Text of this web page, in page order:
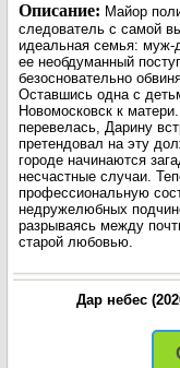
Описание: Майор
следователь с самой
идеальная семья: муж-
ее необдуманный
безосновательно
Оставшись одна с
Новомосковск к
перевелась, Дарину
претендовал на эту
городе начинаются
несчастные случаи.
профессиональную
недружелюбных
разрываясь между
старой любовью.
Дар небес